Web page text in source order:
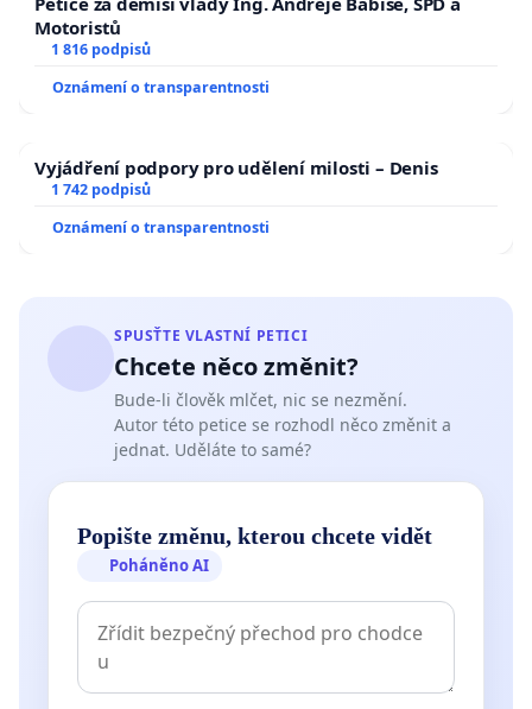
Motoristů
1 816 podpisů
Oznámení o transparentnosti
Vyjádření podpory pro udělení milosti – Denis
1 742 podpisů
Oznámení o transparentnosti
SPUSŤTE VLASTNÍ PETICI
Chcete něco změnit?
Bude-li člověk mlčet, nic se nezmění.
Autor této petice se rozhodl něco změnit a
jednat. Uděláte to samé?
Popište změnu, kterou chcete vidět
Poháněno AI